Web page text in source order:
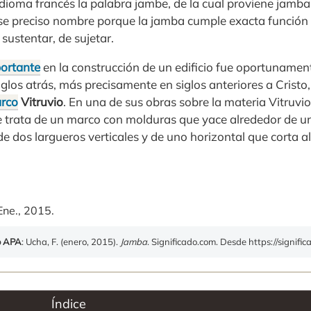
francés la palabra jambe, de la cual proviene
preciso nombre porque la jamba cumple exacta
de sujetar.
en la construcción de un edificio fue
atrás, más precisamente en siglos anteriores a
Vitruvio. En una de sus obras sobre la materia
trata de un marco con molduras que yace alrededor de
dos largueros verticales y de uno horizontal que corta
2015.
APA: Ucha, F. (enero, 2015). Jamba. Significado.com. Desde https://
Índice